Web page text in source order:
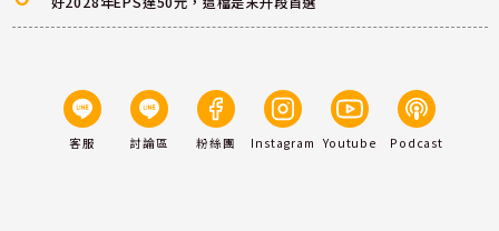
客服 討論區 粉絲團 Instagram Youtube Podcast